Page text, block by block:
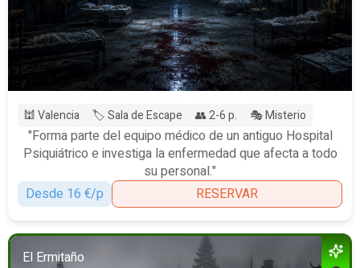
🕍 Valencia 🏷️ Sala de Escape 👥 2-6 p. 🎭 Misterio
"Forma parte del equipo médico de un antiguo Hospital
Psiquiátrico e investiga la enfermedad que afecta a todo
su personal."
Desde 16 €/p
RESERVAR
El Ermitaño